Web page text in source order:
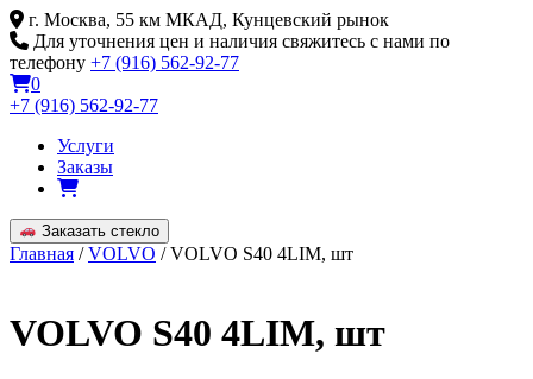
Skip
to
content
г. Москва, 55 км МКАД, Кунцевский рынок
Для уточнения цен и наличия свяжитесь с нами по
телефону +7 (916) 562-92-77
0
+7 (916) 562-92-77
Услуги
Заказы
Заказать стекло
Главная /VOLVO / VOLVO S40 4LIM, шт
VOLVO S40 4LIM, шт